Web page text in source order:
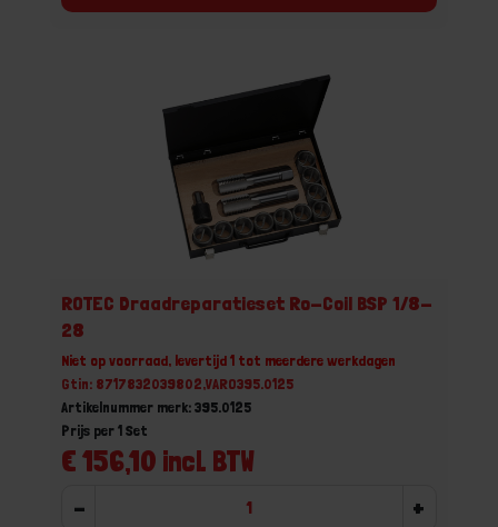
ROTEC Draadreparatieset Ro-Coil BSP 1/8-
28
Niet op voorraad, levertijd 1 tot meerdere werkdagen
Gtin: 8717832039802,VARO395.0125
Artikelnummer merk: 395.0125
€ 156,10 incl. BTW
Prijs per 1 Set
- +